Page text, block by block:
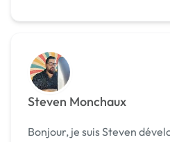
Steven Monchaux
Bonjour, je suis Steven